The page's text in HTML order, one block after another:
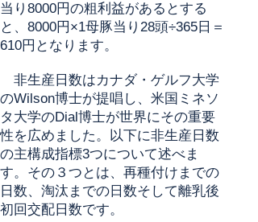
当り8000円の粗利益があるとする
と、8000円×1母豚当り28頭÷365日＝
610円となります。
非生産日数はカナダ・ゲルフ大学
のWilson博士が提唱し、米国ミネソ
タ大学のDial博士が世界にその重要
性を広めました。以下に非生産日数
の主構成指標3つについて述べま
す。その３つとは、再種付けまでの
日数、淘汰までの日数そして離乳後
初回交配日数です。